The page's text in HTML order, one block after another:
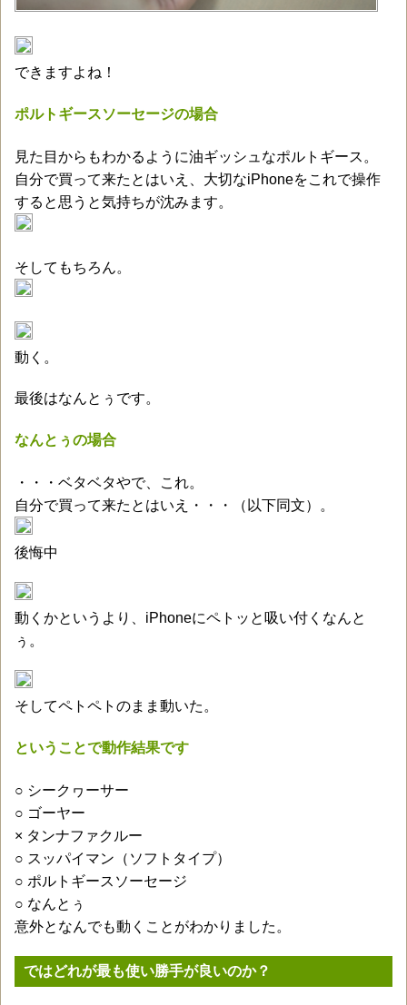
できますよね！
ポルトギースソーセージの場合
見た目からもわかるように油ギッシュなポルトギース。
自分で買って来たとはいえ、大切なiPhoneをこれで操作
すると思うと気持ちが沈みます。
そしてもちろん。
動く。
最後はなんとぅです。
なんとぅの場合
・・・ベタベタやで、これ。
自分で買って来たとはいえ・・・（以下同文）。
後悔中
動くかというより、iPhoneにペトッと吸い付くなんと
ぅ。
そしてペトペトのまま動いた。
ということで動作結果です
○ シークヮーサー
○ ゴーヤー
× タンナファクルー
○ スッパイマン（ソフトタイプ）
○ ポルトギースソーセージ
○ なんとぅ
意外となんでも動くことがわかりました。
ではどれが最も使い勝手が良いのか？